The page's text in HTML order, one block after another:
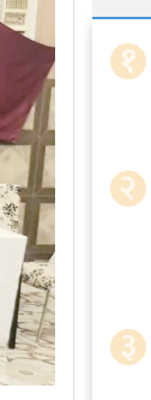
१
२
३